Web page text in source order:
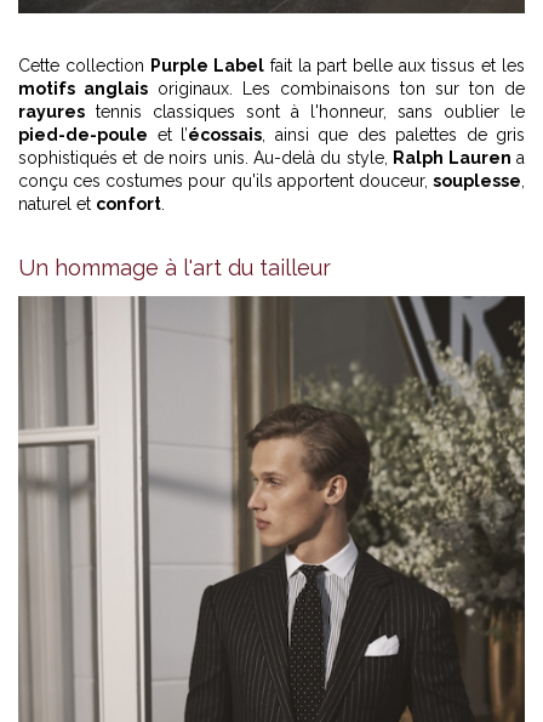
1 2
Cette collection Purple Labelfait la part belle aux tissus et les
motifs anglais originaux. Les combinaisons ton sur ton de
rayures tennis classiques sont à l'honneur, sans oublier le
pied-de-poule et l’écossais, ainsi que des palettes de gris
sophistiqués et de noirs unis. Au-delà du style, Ralph Lauren a
conçu ces costumes pour qu'ils apportent douceur, souplesse,
naturel et confort.
Un hommage à l'art du tailleur